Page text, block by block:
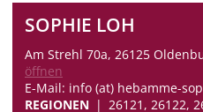
SOPHIE LOH
Am Strehl 70a, 26125
öffnen
E-Mail: info (at) hebamme-
REGIONEN
26121, 26122,